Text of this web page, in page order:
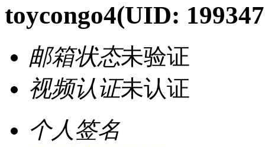
toycongo4(UID:
邮箱状态未验证
视频认证未认证
个人签名